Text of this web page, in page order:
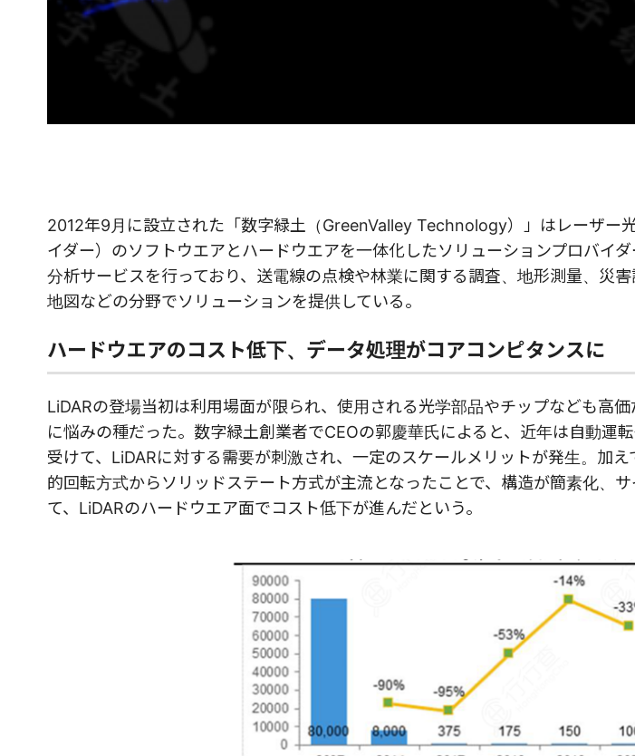
2012年9月に設立された「数字緑土（GreenValley Technology）」はレーザー
イダー）のソフトウエアとハードウエアを一体化したソリューションプロバイ
分析サービスを行っており、送電線の点検や林業に関する調査、地形測量、災
地図などの分野でソリューションを提供している。
ハードウエアのコスト低下、データ処理がコアコンピタンスに
LiDARの登場当初は利用場面が限られ、使用される光学部品やチップなども高
に悩みの種だった。数字緑土創業者でCEOの郭慶華氏によると、近年は自動運
受けて、LiDARに対する需要が刺激され、一定のスケールメリットが発生。加
的回転方式からソリッドステート方式が主流となったことで、構造が簡素化、
て、LiDARのハードウエア面でコスト低下が進んだという。